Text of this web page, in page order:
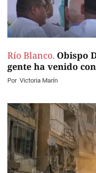
Río Blanco. Obispo
gente ha venido
Por Victoria Marín